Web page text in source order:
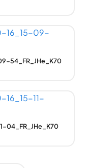
54_FR_JHe_K70
04_FR_JHe_K70